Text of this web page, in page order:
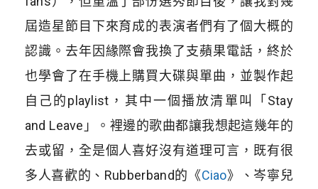
屆造星節目下來育成的表演者們有了個大概的
認識。去年因緣際會我換了支蘋果電話，終於
也學會了在手機上購買大碟與單曲，並製作起
自己的playlist，其中一個播放清單叫「Stay
and Leave」。裡邊的歌曲都讓我想起這幾年的
去或留，全是個人喜好沒有道理可言，既有很
多人喜歡的、Rubberband的《Ciao》、岑寧兒